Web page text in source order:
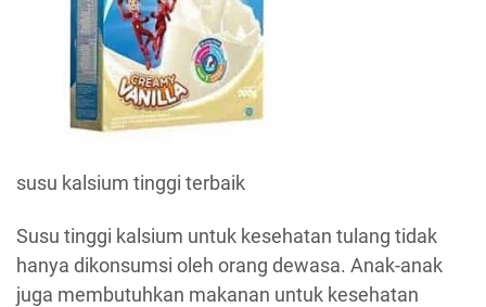
susu kalsium tinggi terbaik
Susu tinggi kalsium untuk kesehatan tulang tidak
hanya dikonsumsi oleh orang dewasa. Anak-anak
juga membutuhkan makanan untuk kesehatan